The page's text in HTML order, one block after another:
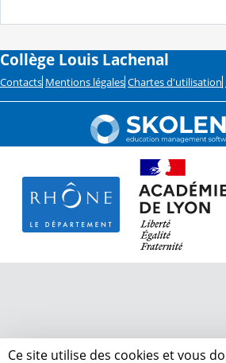
Collège Louis Lachenal
Contacts Mentions légales Chartes d'utilisation
Ce site utilise des cookies et vous